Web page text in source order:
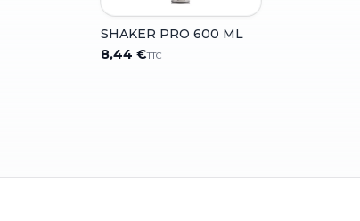
SHAKER PRO 600 ML
8,44 €TTC